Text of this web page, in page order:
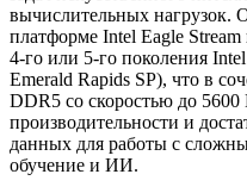
вычислительных нагрузок.
платформе Intel Eagle
4-го или 5-го поколения
Emerald Rapids SP), что в
DDR5 со скоростью до
производительности и
данных для работы с
обучение и ИИ.